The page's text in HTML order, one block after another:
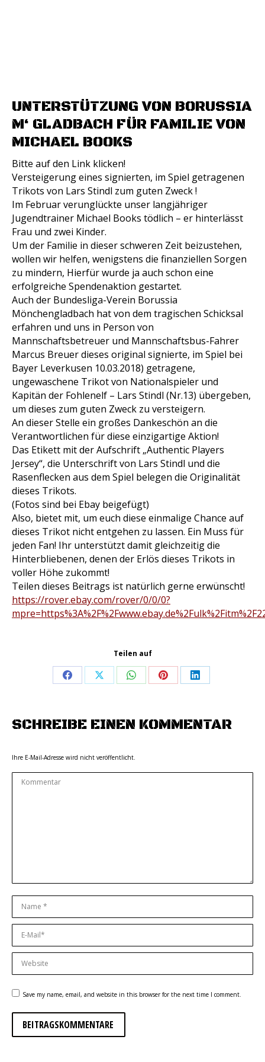
UNTERSTÜTZUNG VON BORUSSIA
M‘ GLADBACH FÜR FAMILIE VON
MICHAEL BOOKS
Bitte auf den Link klicken!
Versteigerung eines signierten, im Spiel getragenen
Trikots von Lars Stindl zum guten Zweck !
Im Februar verunglückte unser langjähriger
Jugendtrainer Michael Books tödlich – er hinterlässt
Frau und zwei Kinder.
Um der Familie in dieser schweren Zeit beizustehen,
wollen wir helfen, wenigstens die finanziellen Sorgen
zu mindern, Hierfür wurde ja auch schon eine
erfolgreiche Spendenaktion gestartet.
Auch der Bundesliga-Verein Borussia
Mönchengladbach hat von dem tragischen Schicksal
erfahren und uns in Person von
Mannschaftsbetreuer und Mannschaftsbus-Fahrer
Marcus Breuer dieses original signierte, im Spiel bei
Bayer Leverkusen 10.03.2018) getragene,
ungewaschene Trikot von Nationalspieler und
Kapitän der Fohlenelf – Lars Stindl (Nr.13) übergeben,
um dieses zum guten Zweck zu versteigern.
An dieser Stelle ein großes Dankeschön an die
Verantwortlichen für diese einzigartige Aktion!
Das Etikett mit der Aufschrift „Authentic Players
Jersey“, die Unterschrift von Lars Stindl und die
Rasenflecken aus dem Spiel belegen die Originalität
dieses Trikots.
(Fotos sind bei Ebay beigefügt)
Also, bietet mit, um euch diese einmalige Chance auf
dieses Trikot nicht entgehen zu lassen. Ein Muss für
jeden Fan! Ihr unterstützt damit gleichzeitig die
Hinterbliebenen, denen der Erlös dieses Trikots in
voller Höhe zukommt!
Teilen dieses Beitrags ist natürlich gerne erwünscht!
https://rover.ebay.com/rover/0/0/0?
Teilen auf
Share
Facebook
Share
X
Share
WhatsApp
Share
Pinterest
Share
LinkedIn
SCHREIBE EINEN KOMMENTAR
Ihre E-Mail-Adresse wird nicht veröffentlicht.
Kommentar
Name *
E-Mail *
Website
Save my name, email, and website in this browser for the next time I comment.
BEITRAGSKOMMENTARE